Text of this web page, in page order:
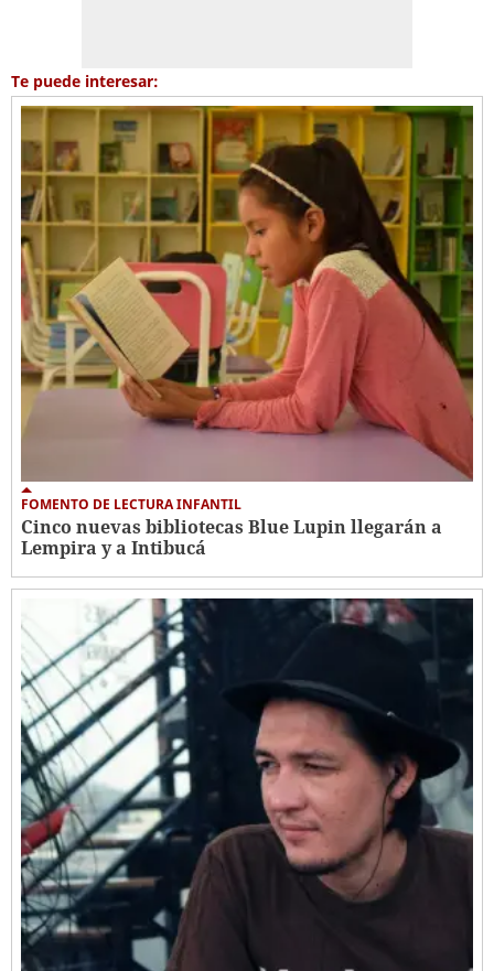
Te puede interesar:
FOMENTO DE LECTURA INFANTIL
Cinco nuevas bibliotecas Blue Lupin llegarán a
Lempira y a Intibucá